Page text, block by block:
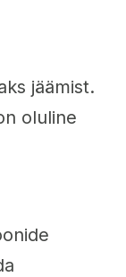
jäämist.
oluline